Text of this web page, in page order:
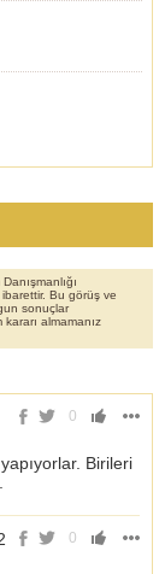
ibarettir. Bu görüş ve
sonuçlar
kararı almamanız
0
Birileri
0